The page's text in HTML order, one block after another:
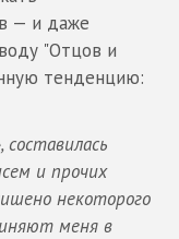
— и даже
"Отцов и
тенденцию:
и прочих
некоторого
меня в